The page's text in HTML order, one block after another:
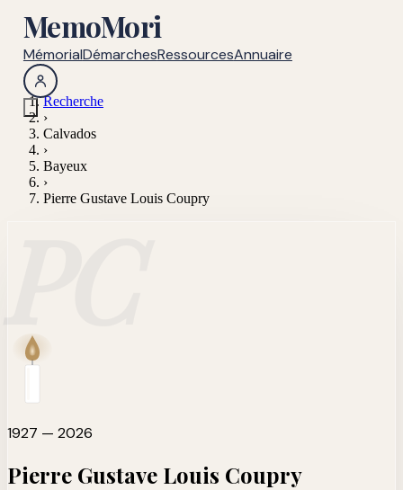
MemoMori
MémorialDémarchesRessourcesAnnuaire
Recherche
›
Calvados
›
Bayeux
›
Pierre Gustave Louis Coupry
1927 — 2026
Pierre Gustave Louis Coupry